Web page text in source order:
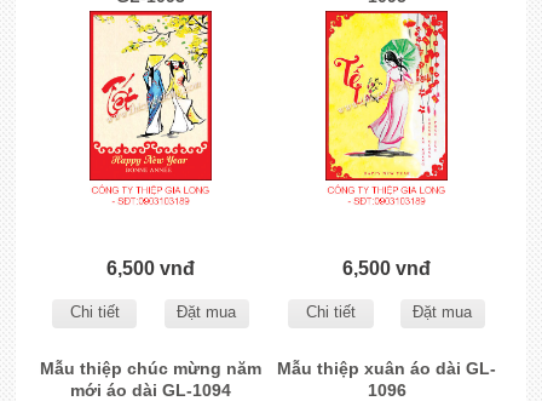
6,500 vnđ
Chi tiết Đặt mua
6,500 vnđ
Chi tiết Đặt mua
Mẫu thiệp chúc mừng năm
mới áo dài GL-1094
Mẫu thiệp xuân áo dài GL-
1096